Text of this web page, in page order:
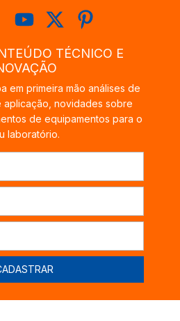
TÉCNICO E
em primeira mão análises de
aplicação, novidades sobre
de equipamentos para o
laboratório.